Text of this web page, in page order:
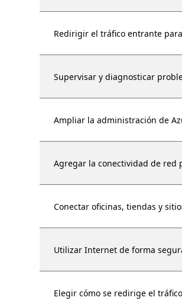
Redirigir el tráfico entrante
Supervisar y diagnosticar
Ampliar la administración de
Agregar la conectividad de red
Conectar oficinas, tiendas y
Utilizar Internet de forma
Elegir cómo se redirige el